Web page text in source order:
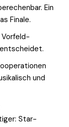
Ein
Finale.
Vorfeld-
und
Star-